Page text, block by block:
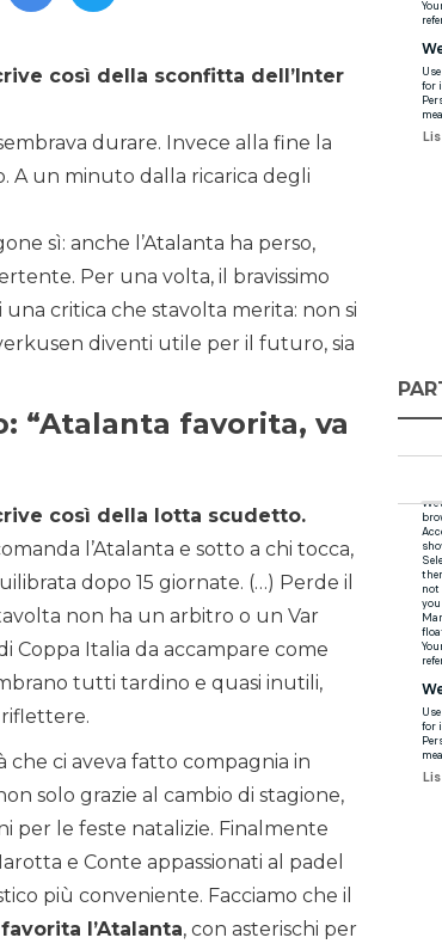
così della sconfitta dell’Inter
durare. Invece alla fine la
A un minuto dalla ricarica degli
sì: anche l’Atalanta ha perso,
Per una volta, il bravissimo
critica che stavolta merita: non si
diventi utile per il futuro, sia
“Atalanta favorita, va
così della lotta scudetto.
l’Atalanta e sotto a chi tocca,
dopo 15 giornate. (…) Perde il
non ha un arbitro o un Var
Coppa Italia da accampare come
tutti tardino e quasi inutili,
che ci aveva fatto compagnia in
solo grazie al cambio di stagione,
per le feste natalizie. Finalmente
e Conte appassionati al padel
più conveniente. Facciamo che il
l’Atalanta, con asterischi per